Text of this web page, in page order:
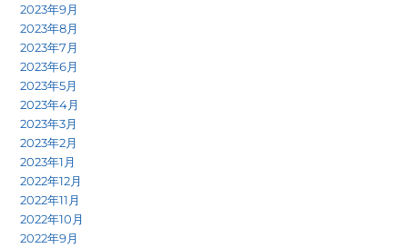
2023年9月
2023年8月
2023年7月
2023年6月
2023年5月
2023年4月
2023年3月
2023年2月
2023年1月
2022年12月
2022年11月
2022年10月
2022年9月